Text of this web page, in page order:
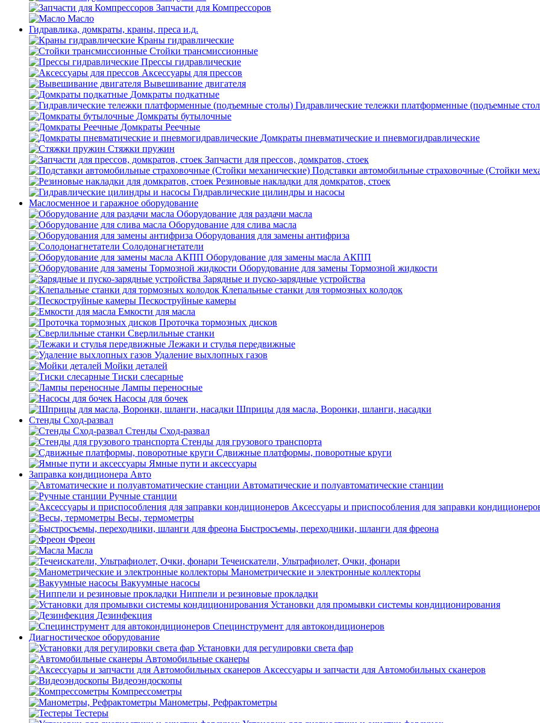
Запчасти для Компрессоров
Масло
Гидравлика, домкраты, краны, преса и.д.
Краны гидравлические
Стойки трансмиссионные
Прессы гидравлические
Аксессуары для прессов
Вывешивание двигателя
Домкраты подкатные
Гидравлические тележки платформенные (подъемные
Домкраты бутылочные
Домкраты Реечные
Домкраты пневматические и пневмогидравлические
Стяжки пружин
Запчасти для прессов, домкратов, стоек
Подставки автомобильные страховочные (Стойки
Резиновые накладки для домкратов, стоек
Гидравлические цилиндры и насосы
Маслосменное и гаражное оборудование
Оборудование для раздачи масла
Оборудование для слива масла
Оборудования для замены антифриза
Солодонагнетатели
Оборудование для замены масла АКПП
Оборудование для замены Тормозной жидкости
Зарядные и пуско-зарядные устройства
Клепальные станки для тормозных колодок
Пескоструйные камеры
Емкости для масла
Проточка тормозных дисков
Сверлильные станки
Лежаки и стулья передвижные
Удаление выхлопных газов
Мойки деталей
Тиски слесарные
Лампы переносные
Насосы для бочек
Шприцы для масла, Воронки, шланги, насадки
Стенды Сход-развал
Стенды Сход-развал
Стенды для грузового транспорта
Сдвижные платформы, поворотные круги
Ямные пути и аксессуары
Заправка кондиционера Авто
Автоматические и полуавтоматические станции
Ручные станции
Аксессуары и приспособления для заправки
Весы, термометры
Быстросъемы, переходники, шланги для фреона
Фреон
Масла
Течеискатели, Ультрафиолет, Очки, фонари
Манометрические и электронные коллекторы
Вакуумные насосы
Ниппели и резиновые прокладки
Установки для промывки системы кондиционирования
Дезинфекция
Специнструмент для автокондиционеров
Диагностическое оборудование
Установки для регулировки света фар
Автомобильные сканеры
Аксессуары и запчасти для Автомобильных сканеров
Видеоэндоскопы
Компрессометры
Манометры, Рефрактометры
Тестеры